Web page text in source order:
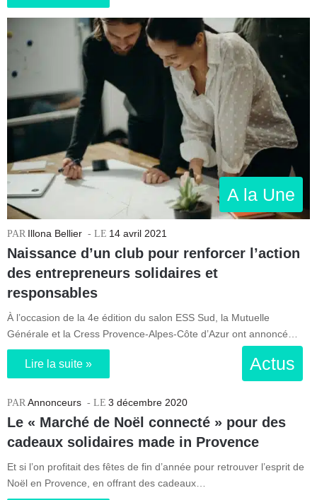
A la Une
Illona Bellier 14 avril 2021
Naissance d’un club pour renforcer l’action
des entrepreneurs solidaires et
responsables
À l’occasion de la 4e édition du salon ESS Sud, la Mutuelle
Générale et la Cress Provence-Alpes-Côte d’Azur ont annoncé…
Lire la suite » Actus
Annonceurs 3 décembre 2020
Le « Marché de Noël connecté » pour des
cadeaux solidaires made in Provence
Et si l’on profitait des fêtes de fin d’année pour retrouver l’esprit de
Noël en Provence, en offrant des cadeaux…